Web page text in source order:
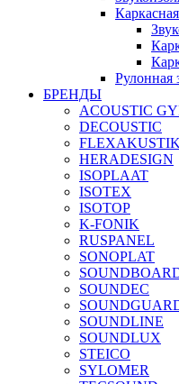
Рулонная
БРЕНДЫ
ACOUSTIC
DECOUSTIC
FLEXAKUSTIK
HERADESIGN
ISOPLAAT
ISOTEX
ISOTOP
K-FONIK
RUSPANEL
SONOPLAT
SOUNDEC
SOUNDLINE
SOUNDLUX
STEICO
SYLOMER